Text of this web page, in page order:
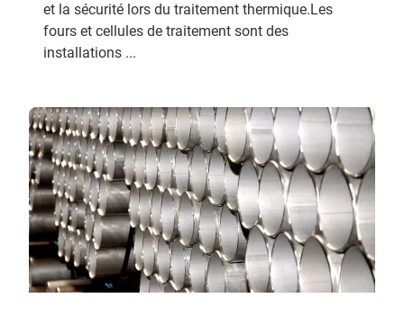
et la sécurité lors du traitement thermique.Les
fours et cellules de traitement sont des
installations ...